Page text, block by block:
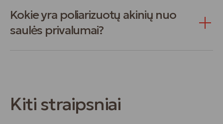
Kokie yra poliarizuotų akinių nuo
saulės privalumai?
Kiti straipsniai